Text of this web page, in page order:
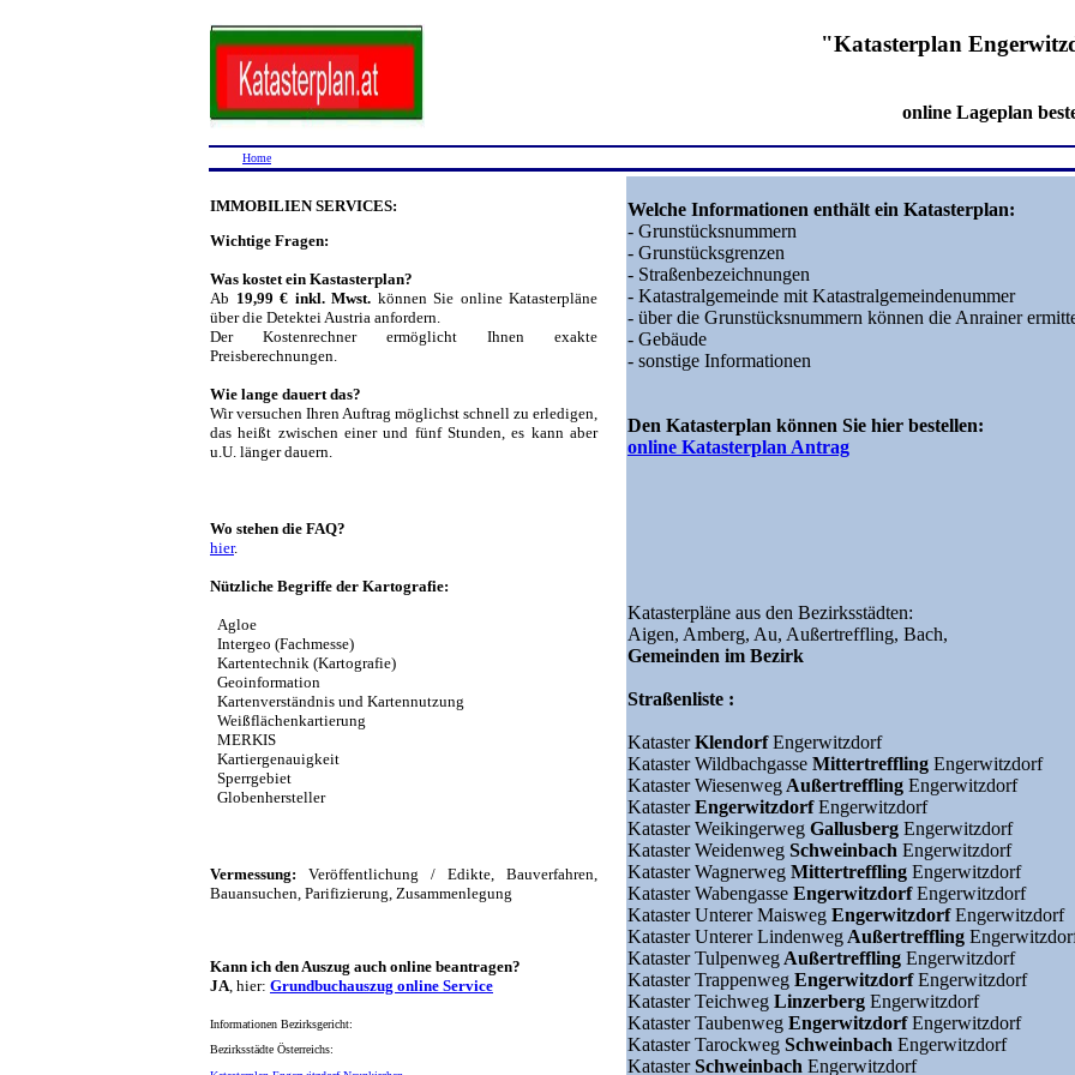
"Katasterplan
online Lageplan
Home
IMMOBILIEN SERVICES:
Wichtige Fragen:
Was kostet ein Kastasterplan?
Ab 19,99 € inkl. Mwst. können Sie online Katasterpläne
über die Detektei Austria anfordern.
Der Kostenrechner ermöglicht Ihnen exakte
Preisberechnungen.
Wie lange dauert das?
Wir versuchen Ihren Auftrag möglichst schnell zu erledigen,
das heißt zwischen einer und fünf Stunden, es kann aber
u.U. länger dauern.
Wo stehen die FAQ?
hier.
Nützliche Begriffe der Kartografie:
Agloe
Intergeo (Fachmesse)
Kartentechnik (Kartografie)
Geoinformation
Kartenverständnis und Kartennutzung
Weißflächenkartierung
MERKIS
Kartiergenauigkeit
Sperrgebiet
Globenhersteller
Vermessung: Veröffentlichung / Edikte, Bauverfahren,
Bauansuchen, Parifizierung, Zusammenlegung
Kann ich den Auszug auch online beantragen?
JA, hier: Grundbuchauszug online Service
Informationen Bezirksgericht:
Bezirksstädte Österreichs:
Welche Informationen enthält ein Katasterplan:
- Grunstücksnummern
- Grunstücksgrenzen
- Straßenbezeichnungen
- Katastralgemeinde mit Katastralgemeindenummer
- über die Grunstücksnummern können die Anrainer
- Gebäude
- sonstige Informationen
Den Katasterplan können Sie hier bestellen:
online Katasterplan Antrag
Katasterpläne aus den Bezirksstädten:
Aigen, Amberg, Au, Außertreffling, Bach,
Gemeinden im Bezirk
Straßenliste :
KatasterKlendorfEngerwitzdorf
Kataster Wildbachgasse Mittertreffling Engerwitzdorf
Kataster Wiesenweg Außertreffling Engerwitzdorf
KatasterEngerwitzdorfEngerwitzdorf
Kataster Weikingerweg Gallusberg Engerwitzdorf
Kataster Weidenweg Schweinbach Engerwitzdorf
Kataster Wagnerweg Mittertreffling Engerwitzdorf
Kataster Wabengasse EngerwitzdorfEngerwitzdorf
Kataster Unterer Maisweg EngerwitzdorfEngerwitzdorf
Kataster Unterer Lindenweg Außertreffling
Kataster Tulpenweg Außertreffling Engerwitzdorf
Kataster Trappenweg EngerwitzdorfEngerwitzdorf
Kataster Teichweg Linzerberg Engerwitzdorf
Kataster Taubenweg EngerwitzdorfEngerwitzdorf
Kataster Tarockweg Schweinbach Engerwitzdorf
KatasterSchweinbach Engerwitzdorf